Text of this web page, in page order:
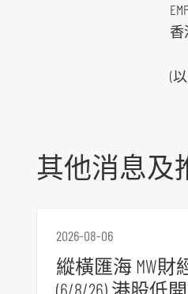
香
(
其他消息及
2026-08-06
縱橫匯海 MW財